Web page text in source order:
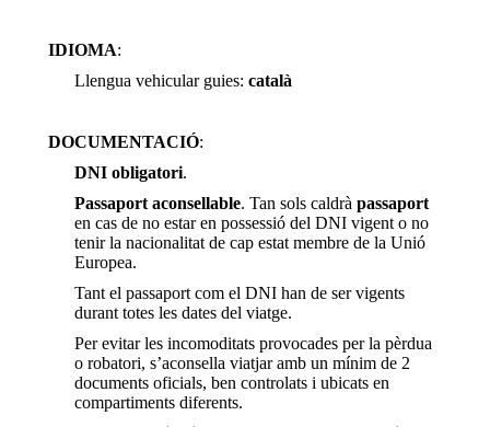
IDIOMA:
Llengua vehicular guies: català
DOCUMENTACIÓ:
DNI obligatori.
Passaport aconsellable. Tan sols caldrà passaport
en cas de no estar en possessió del DNI vigent o no
tenir la nacionalitat de cap estat membre de la Unió
Europea.
Tant el passaport com el DNI han de ser vigents
durant totes les dates del viatge.
Per evitar les incomoditats provocades per la pèrdua
o robatori, s’aconsella viatjar amb un mínim de 2
documents oficials, ben controlats i ubicats en
compartiments diferents.